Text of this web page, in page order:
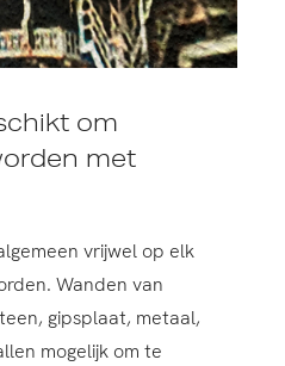
om
met
vrijwel op elk
Wanden van
gipsplaat, metaal,
mogelijk om te